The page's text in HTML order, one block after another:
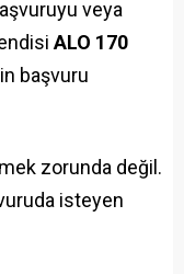
veya
ALO 170
başvuru
zorunda değil.
isteyen